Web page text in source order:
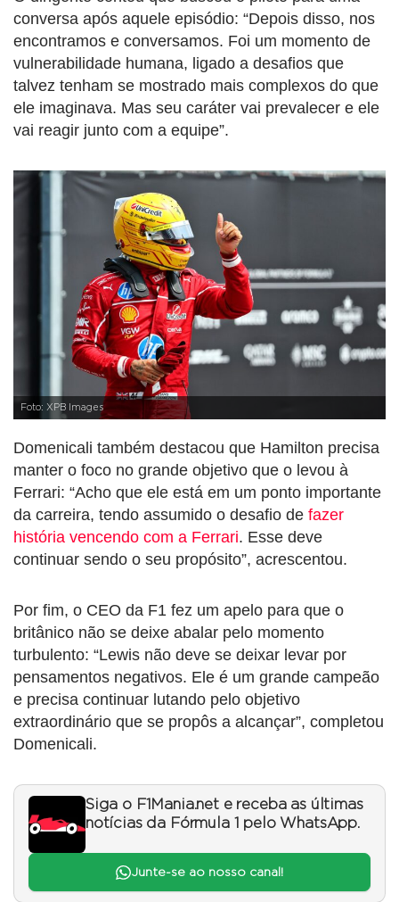
conversa após aquele episódio: “Depois disso, nos
encontramos e conversamos. Foi um momento de
vulnerabilidade humana, ligado a desafios que
talvez tenham se mostrado mais complexos do que
ele imaginava. Mas seu caráter vai prevalecer e ele
vai reagir junto com a equipe”.
Foto: XPB Images
Domenicali também destacou que Hamilton precisa
manter o foco no grande objetivo que o levou à
Ferrari: “Acho que ele está em um ponto importante
da carreira, tendo assumido o desafio de fazer
história vencendo com a Ferrari. Esse deve
continuar sendo o seu propósito”, acrescentou.
Por fim, o CEO da F1 fez um apelo para que o
britânico não se deixe abalar pelo momento
turbulento: “Lewis não deve se deixar levar por
pensamentos negativos. Ele é um grande campeão
e precisa continuar lutando pelo objetivo
extraordinário que se propôs a alcançar”, completou
Domenicali.
Siga o F1Mania.net e receba as últimas
notícias da Fórmula 1 pelo WhatsApp.
Junte-se ao nosso canal!